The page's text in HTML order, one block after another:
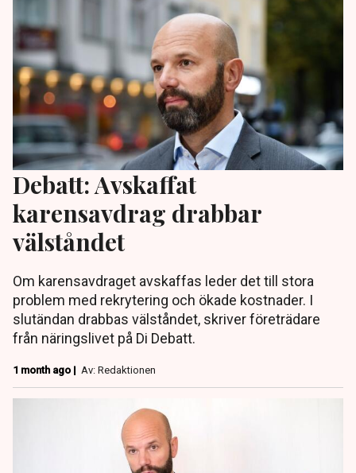
Debatt: Avskaffat
karensavdrag drabbar
välståndet
Om karensavdraget avskaffas leder det till stora
problem med rekrytering och ökade kostnader. I
slutändan drabbas välståndet, skriver företrädare
från näringslivet på Di Debatt.
1 month ago | Av: Redaktionen